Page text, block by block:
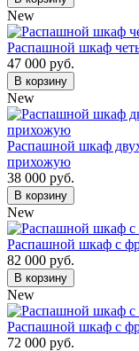
New
Распашной шкаф
47 000 руб.
В корзину
New
Распашной шкаф
прихожую
38 000 руб.
В корзину
New
Распашной шкаф с
82 000 руб.
В корзину
New
Распашной шкаф с
72 000 руб.